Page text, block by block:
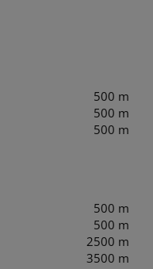
500 m
500 m
500 m
500 m
500 m
2500 m
3500 m